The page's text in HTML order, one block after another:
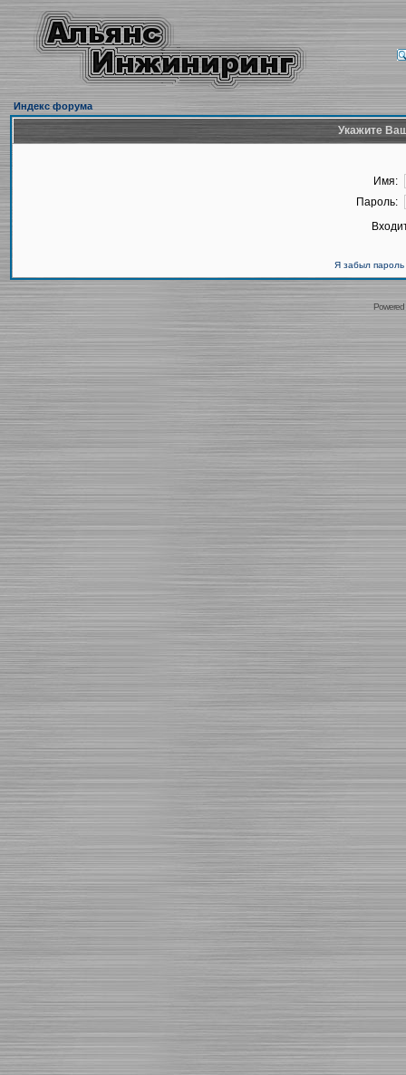
Индекс форума
Укажите
Имя:
Пароль:
Я забыл пароль